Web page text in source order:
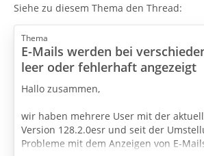
Siehe zu diesem Thema den Thread:
Thema
E-Mails werden bei
leer oder fehlerhaft angezeigt
Hallo zusammen,
wir haben mehrere User mit der
Version 128.2.0esr und seit der
Probleme mit dem Anzeigen von E-